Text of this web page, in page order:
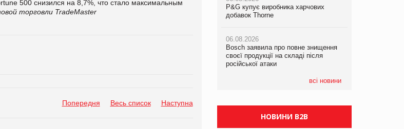
500 снизился на 8,7%, что стало максимальным
торговли TradeMaster
Попередня Весь список Наступна
P&G купує виробника харчових
добавок Thorne
06.08.2026
Bosch заявила про повне знищення
своєї продукції на складі після
російської атаки
всі новини
P&G купує виробника харчових
добавок Thorne
06.08.2026
Bosch заявила про повне знищення
своєї продукції на складі після
російської атаки
P&G купує виробника харчових
добавок Thorne
06.08.2026
Bosch заявила про повне знищення
своєї продукції на складі після
російської атаки
НОВИНИ B2B